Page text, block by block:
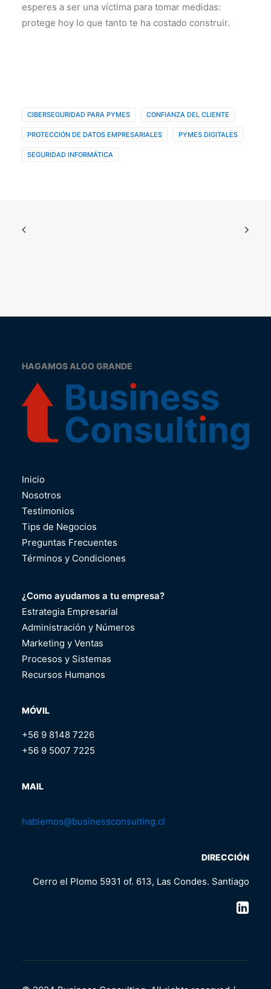
esperes a ser una víctima para tomar medidas:
protege hoy lo que tanto te ha costado construir.
CIBERSEGURIDAD PARA PYMES CONFIANZA DEL CLIENTE
PROTECCIÓN DE DATOS EMPRESARIALES PYMES DIGITALES
SEGURIDAD INFORMÁTICA
HAGAMOS ALGO GRANDE
Inicio
Nosotros
Testimonios
Tips de Negocios
Preguntas Frecuentes
Términos y Condiciones
¿Como ayudamos a tu empresa?
Estrategia Empresarial
Administración y Números
Marketing y Ventas
Procesos y Sistemas
Recursos Humanos
MÓVIL
+56 9 8148 7226
+56 9 5007 7225
MAIL
hablemos@businessconsulting.cl
DIRECCIÓN
Cerro el Plomo 5931 of. 613, Las Condes. Santiago